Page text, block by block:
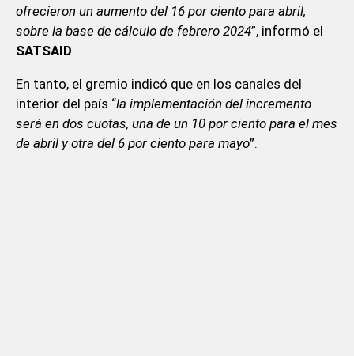
ofrecieron un aumento del 16 por ciento para abril,
sobre la base de cálculo de febrero 2024”, informó el
SATSAID.
En tanto, el gremio indicó que en los canales del
interior del país “la implementación del incremento
será en dos cuotas, una de un 10 por ciento para el mes
de abril y otra del 6 por ciento para mayo”.